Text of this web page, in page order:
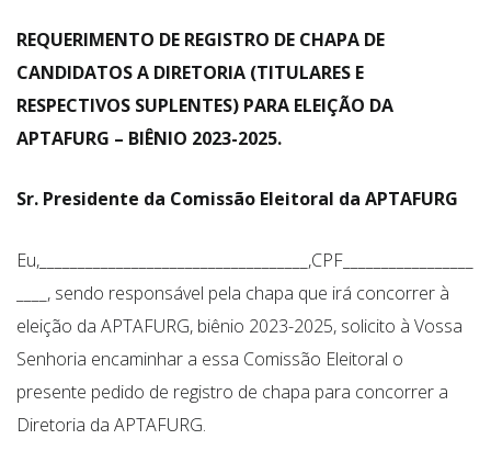
REQUERIMENTO DE REGISTRO DE CHAPA DE
CANDIDATOS A DIRETORIA (TITULARES E
RESPECTIVOS SUPLENTES) PARA ELEIÇÃO DA
APTAFURG – BIÊNIO 2023-2025.
Sr. Presidente da Comissão Eleitoral da APTAFURG
Eu,___________________________________,CPF_________________
____, sendo responsável pela chapa que irá concorrer à
eleição da APTAFURG, biênio 2023-2025, solicito à Vossa
Senhoria encaminhar a essa Comissão Eleitoral o
presente pedido de registro de chapa para concorrer a
Diretoria da APTAFURG.